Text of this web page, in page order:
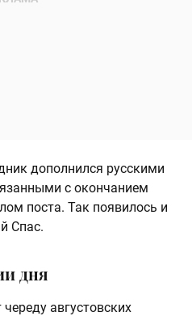
дополнился русскими
с окончанием
поста. Так появилось и
Спас.
дня
августовских